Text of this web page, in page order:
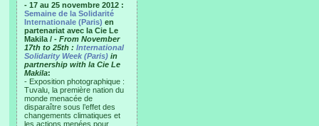
- 17 au 25 novembre 2012 :
Semaine de la Solidarité
Internationale (Paris) en
partenariat avec la Cie Le
Makila / - From November
17th to 25th : International
Solidarity Week (Paris) in
partnership with la Cie Le
Makila:
- Exposition photographique :
Tuvalu, la première nation du
monde menacée de
disparaître sous l’effet des
changements climatiques et
les actions menées pour